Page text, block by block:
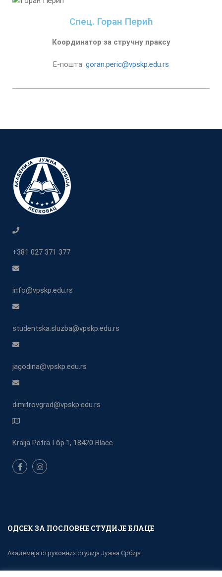
Спец. Горан Перић
Координатор за стручну праксу
Е-пошта: goran.peric@vpskp.edu.rs
+381 027 371 377
info@vpskp.edu.rs
studentska.sluzba@vpskp.edu.rs
jagodina@vpskp.edu.rs
dimitrovgrad@vpskp.edu.rs
Kralja Petra I бр.1, 18420 Blace
ОДСЕК ЗА ПОСЛОВНЕ СТУДИЈЕ БЛАЦЕ
Академија струковних студија Јужна Србија